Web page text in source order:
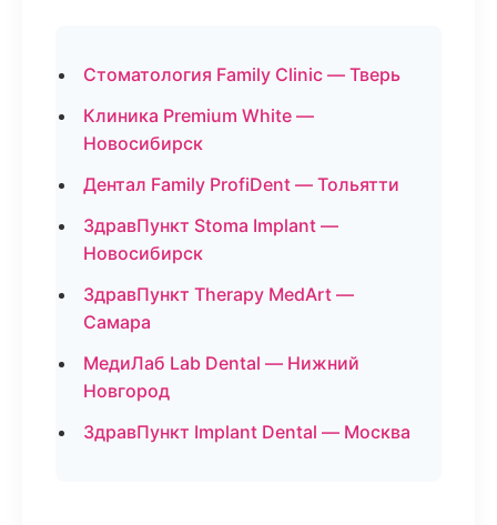
Стоматология Family Clinic — Тверь
Клиника Premium White —
Новосибирск
Дентал Family ProfiDent — Тольятти
ЗдравПункт Stoma Implant —
Новосибирск
ЗдравПункт Therapy MedArt —
Самара
МедиЛаб Lab Dental — Нижний
Новгород
ЗдравПункт Implant Dental — Москва